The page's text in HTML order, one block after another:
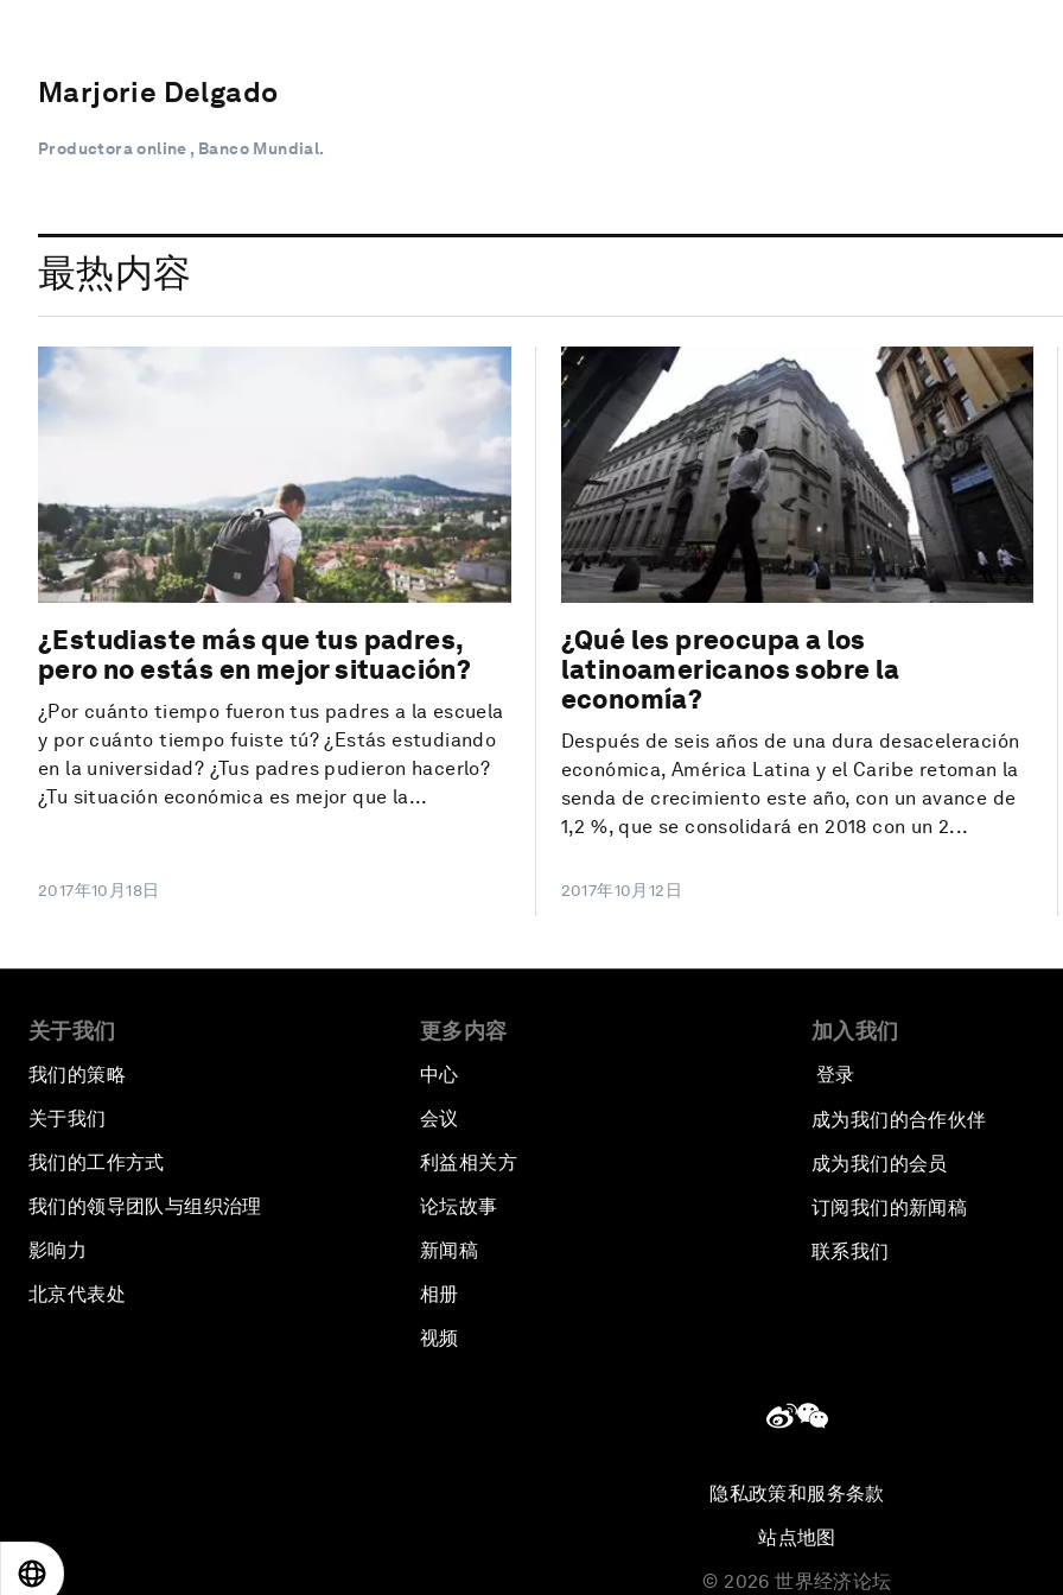
Marjorie Delgado
Productora online , Banco Mundial.
最热内容
¿Estudiaste más que tus padres,
pero no estás en mejor situación?
¿Por cuánto tiempo fueron tus padres a la escuela
y por cuánto tiempo fuiste tú? ¿Estás estudiando
en la universidad? ¿Tus padres pudieron hacerlo?
¿Tu situación económica es mejor que la...
2017年10月18日
¿Qué les preocupa a los
latinoamericanos sobre la
economía?
Después de seis años de una dura desaceleración
económica, América Latina y el Caribe retoman la
senda de crecimiento este año, con un avance de
1,2 %, que se consolidará en 2018 con un 2...
2017年10月12日
关于我们
我们的策略
关于我们
我们的工作方式
我们的领导团队与组织治理
影响力
北京代表处
更多内容
中心
会议
利益相关方
论坛故事
新闻稿
相册
视频
加入我们
登录
成为我们的合作伙伴
成为我们的会员
订阅我们的新闻稿
联系我们
隐私政策和服务条款
站点地图
© 2026 世界经济论坛